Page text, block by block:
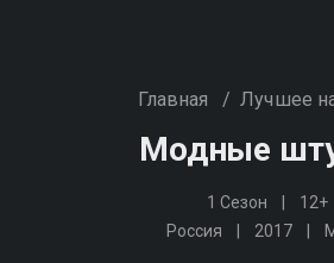
Главная / Лучшее
Модные
1 Сезон
12+
Россия
2017